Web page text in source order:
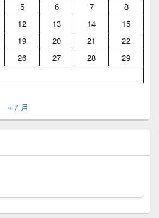
5 6 7
8
12 13 14
15
19 20 21
22
26 27 28
29
« 7 月